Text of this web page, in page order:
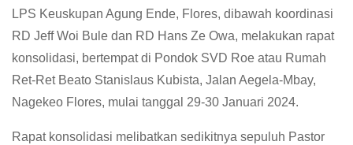
LPS Keuskupan Agung Ende, Flores, dibawah koordinasi
RD Jeff Woi Bule dan RD Hans Ze Owa, melakukan rapat
konsolidasi, bertempat di Pondok SVD Roe atau Rumah
Ret-Ret Beato Stanislaus Kubista, Jalan Aegela-Mbay,
Nagekeo Flores, mulai tanggal 29-30 Januari 2024.
Rapat konsolidasi melibatkan sedikitnya sepuluh Pastor